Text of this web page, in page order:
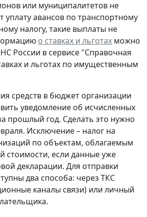
или муниципалитетов не
уплату авансов по транспортному
налогу, такие выплаты не
о ставках и льготах можно
России в сервисе "Справочная
и льготах по имущественным
средств в бюджет организации
уведомление об исчисленных
прошлый год. Сделать это нужно
Исключение – налог на
по объектам, облагаемым
стоимости, если данные уже
декларации. Для отправки
два способа: через ТКС
каналы связи) или личный